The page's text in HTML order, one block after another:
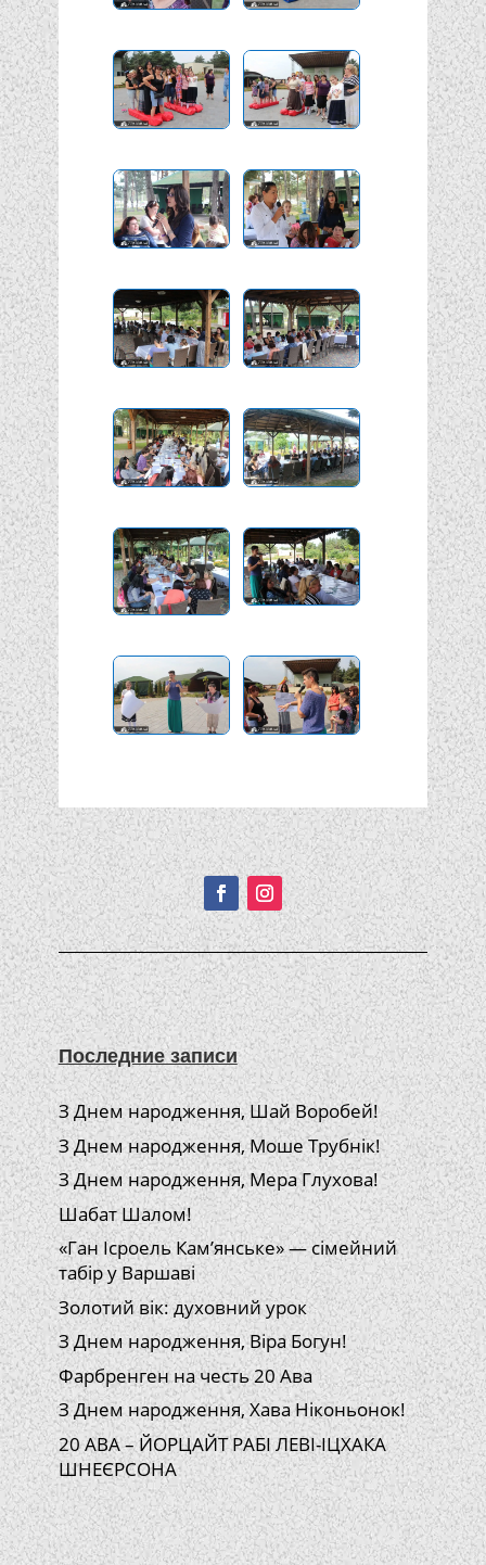
Подписывайтесь!
Последние записи
З Днем народження, Шай Воробей!
З Днем народження, Моше Трубнік!
З Днем народження, Мера Глухова!
Шабат Шалом!
«Ган Ісроель Кам’янське» — сімейний
табір у Варшаві
Золотий вік: духовний урок
З Днем народження, Віра Богун!
Фарбренген на честь 20 Ава
З Днем народження, Хава Ніконьонок!
20 АВА – ЙОРЦАЙТ РАБІ ЛЕВІ-ІЦХАКА
ШНЕЄРСОНА